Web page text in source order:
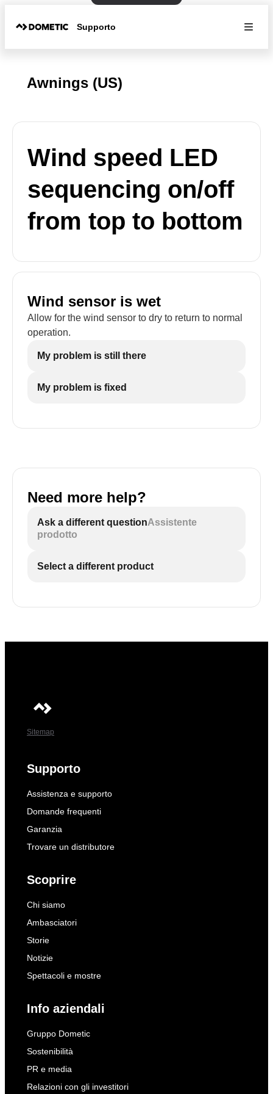
Supporto
Awnings (US)
Wind speed LED
sequencing on/off
from top to bottom
Wind sensor is wet
Allow for the wind sensor to dry to return to normal
operation.
My problem is still there
My problem is fixed
Need more help?
Ask a different questionAssistente
prodotto
Select a different product
Sitemap
Supporto
Assistenza e supporto
Domande frequenti
Garanzia
Trovare un distributore
Scoprire
Chi siamo
Ambasciatori
Storie
Notizie
Spettacoli e mostre
Info aziendali
Gruppo Dometic
Sostenibilità
PR e media
Relazioni con gli investitori